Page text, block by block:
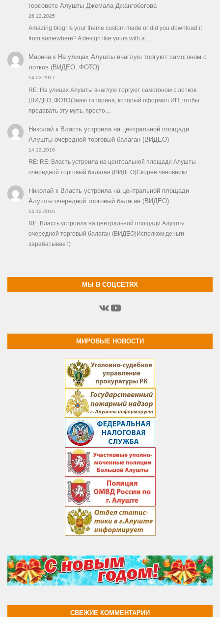
горсовете Алушты Джемала Джангобегова
26.12.2025
Amazing blog! Is your theme custom made or did you download it
from somewhere? A design like yours with a…
Маринак На улицах Алушты внаглую торгуют самогоном с
лотков (ВИДЕО, ФОТО)
14.03.2017
RE: На улицах Алушты внаглую торгуют самогоном с лотков
(ВИДЕО, ФОТО)Знаю татарина, который оформил ИП, чтобы
продавать эту муть. просто…
Николайк Власть устроила на центральной площади
Алушты очередной торговый балаган (ВИДЕО)
14.12.2016
RE: RE: Власть устроила на центральной площади Алушты
очередной торговый балаган (ВИДЕО)Скорее чиновники
Николайк Власть устроила на центральной площади
Алушты очередной торговый балаган (ВИДЕО)
14.12.2016
RE: Власть устроила на центральной площади Алушты
очередной торговый балаган (ВИДЕО)Исполком деньги
зарабатывает)
МЫ В СОЦСЕТЯХ
ВКонтакте
YouTube
МИРОВЫЕ НОВОСТИ
СВЕЖИЕ КОММЕНТАРИИ